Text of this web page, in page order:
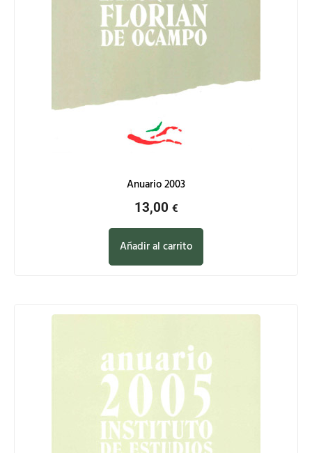
Anuario 2003
13,00 €
Añadir al carrito